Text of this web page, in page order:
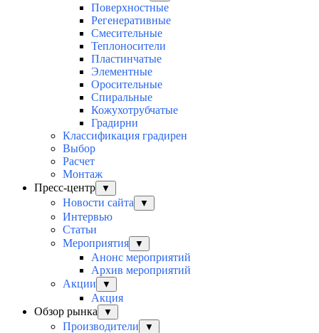
Поверхностные
Регенеративные
Смесительные
Теплоносители
Пластинчатые
Элементные
Оросительные
Спиральные
Кожухотрубчатые
Градирни
Классификация градирен
Выбор
Расчет
Монтаж
Пресс-центр
▼
Новости сайта ▼
Интервью
Статьи
Мероприятия
▼
Анонс мероприятий
Архив мероприятий
Акции
▼
Акция
Обзор рынка
▼
Производители ▼